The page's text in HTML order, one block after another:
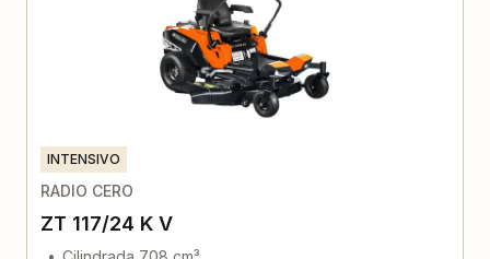
INTENSIVO
RADIO CERO
ZT 117/24 K V